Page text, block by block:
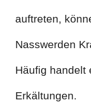
auftreten,
Nasswerden
Häufig handelt
Erkältungen.